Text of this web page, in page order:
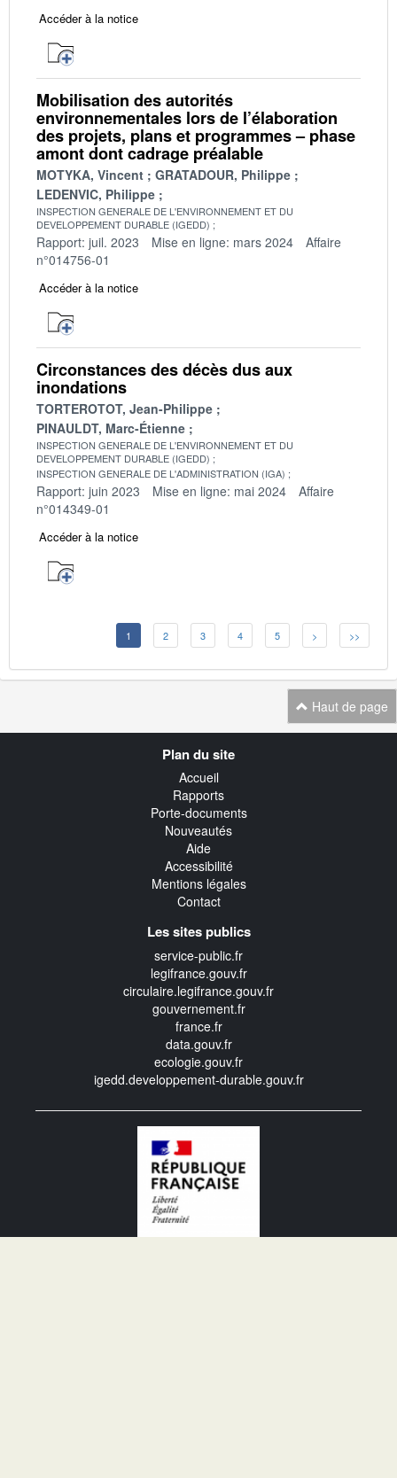
Accéder à la notice
Mobilisation des autorités
environnementales lors de l’élaboration
des projets, plans et programmes – phase
amont dont cadrage préalable
MOTYKA, Vincent
GRATADOUR, Philippe
LEDENVIC, Philippe
INSPECTION GENERALE DE L'ENVIRONNEMENT ET DU
DEVELOPPEMENT DURABLE (IGEDD)
Rapport: juil. 2023 Mise en ligne: mars 2024
Affaire
n°014756-01
Accéder à la notice
Circonstances des décès dus aux
inondations
TORTEROTOT, Jean-Philippe
PINAULDT, Marc-Étienne
INSPECTION GENERALE DE L'ENVIRONNEMENT ET DU
DEVELOPPEMENT DURABLE (IGEDD)
INSPECTION GENERALE DE L'ADMINISTRATION (IGA)
Rapport: juin 2023 Mise en ligne: mai 2024
Affaire
n°014349-01
Accéder à la notice
1 2 3 4 5 > >>
Haut de page
Plan du site
Accueil
Rapports
Porte-documents
Nouveautés
Aide
Accessibilité
Mentions légales
Contact
Les sites publics
service-public.fr
legifrance.gouv.fr
circulaire.legifrance.gouv.fr
gouvernement.fr
france.fr
data.gouv.fr
ecologie.gouv.fr
igedd.developpement-durable.gouv.fr